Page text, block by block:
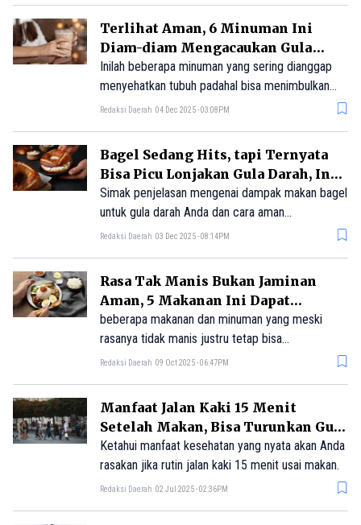
Terlihat Aman, 6 Minuman Ini
Diam-diam Mengacaukan Gula
Darah
Inilah beberapa minuman yang sering dianggap
menyehatkan tubuh padahal bisa menimbulkan
lonjakan gula darah.
Redaksi Daerah 04 Dec 2025 - 03:08PM
Bagel Sedang Hits, tapi Ternyata
Bisa Picu Lonjakan Gula Darah, Ini
Penjelasannya
Simak penjelasan mengenai dampak makan bagel
untuk gula darah Anda dan cara aman
mengonsumsinya.
Redaksi Daerah 03 Dec 2025 - 08:14PM
Rasa Tak Manis Bukan Jaminan
Aman, 5 Makanan Ini Dapat
Meningkatkan Gula Darah
beberapa makanan dan minuman yang meski
rasanya tidak manis justru tetap bisa
meningkatkan kadar gula dalam darah.
Redaksi Daerah 09 Oct 2025 - 06:47PM
Manfaat Jalan Kaki 15 Menit
Setelah Makan, Bisa Turunkan Gula
Darah!
Ketahui manfaat kesehatan yang nyata akan Anda
rasakan jika rutin jalan kaki 15 menit usai makan.
Redaksi Daerah 02 Jul 2025 - 02:36PM